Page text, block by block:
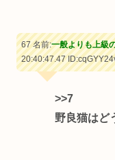
67 名前:一般よりも上級
20:40:47.47
>>7
野良猫はど